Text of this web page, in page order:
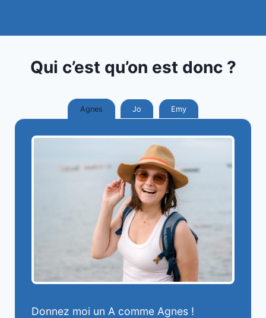
Qui c’est qu’on est donc ?
Agnes Jo Emy
Donnez moi un A comme Agnes !